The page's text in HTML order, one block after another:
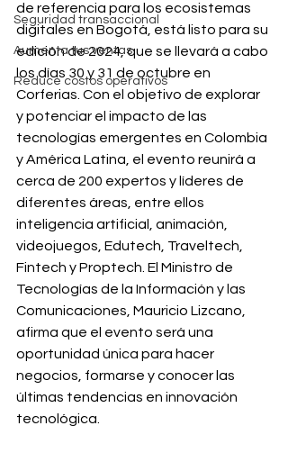
Seguridad transaccional
Aumenta tus ventas
Reduce costos operativos
de referencia para los ecosistemas
digitales en Bogotá, está listo para su
edición de 2024, que se llevará a cabo
los días 30 y 31 de octubre en
Corferias. Con el objetivo de explorar
y potenciar el impacto de las
tecnologías emergentes en Colombia
y América Latina, el evento reunirá a
cerca de 200 expertos y líderes de
diferentes áreas, entre ellos
inteligencia artificial, animación,
videojuegos, Edutech, Traveltech,
Fintech y Proptech. El Ministro de
Tecnologías de la Información y las
Comunicaciones, Mauricio Lizcano,
afirma que el evento será una
oportunidad única para hacer
negocios, formarse y conocer las
últimas tendencias en innovación
tecnológica.